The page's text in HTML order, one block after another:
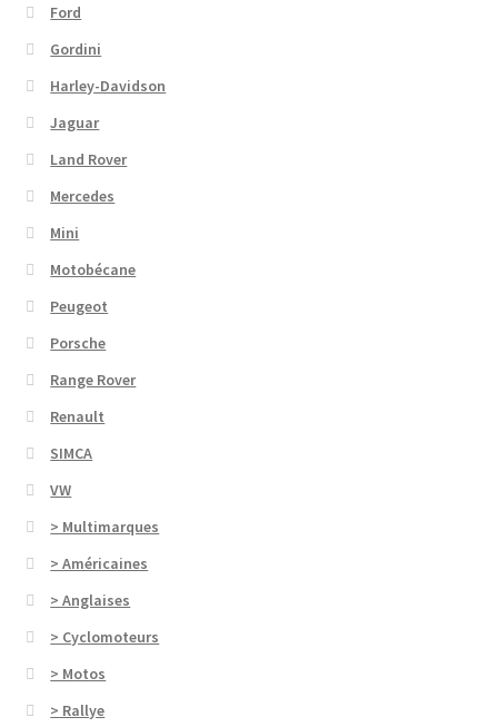
Ford
Gordini
Harley-Davidson
Jaguar
Land Rover
Mercedes
Mini
Motobécane
Peugeot
Porsche
Range Rover
Renault
SIMCA
VW
> Multimarques
> Américaines
> Anglaises
> Cyclomoteurs
> Motos
> Rallye